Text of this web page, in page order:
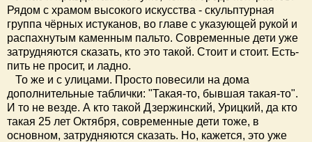
Рядом с храмом высокого искусства - скульптурная
группа чёрных истуканов, во главе с указующей рукой и
распахнутым каменным пальто. Современные дети уже
затрудняются сказать, кто это такой. Стоит и стоит. Есть-
пить не просит, и ладно.
То же и с улицами. Просто повесили на дома
дополнительные таблички: "Такая-то, бывшая такая-то".
И то не везде. А кто такой Дзержинский, Урицкий, да кто
такая 25 лет Октября, современные дети тоже, в
основном, затрудняются сказать. Но, кажется, это уже